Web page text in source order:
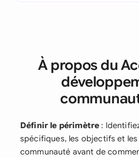
À propos du
Définir le périmètre :
spécifiques, les objectifs et
communauté avant de